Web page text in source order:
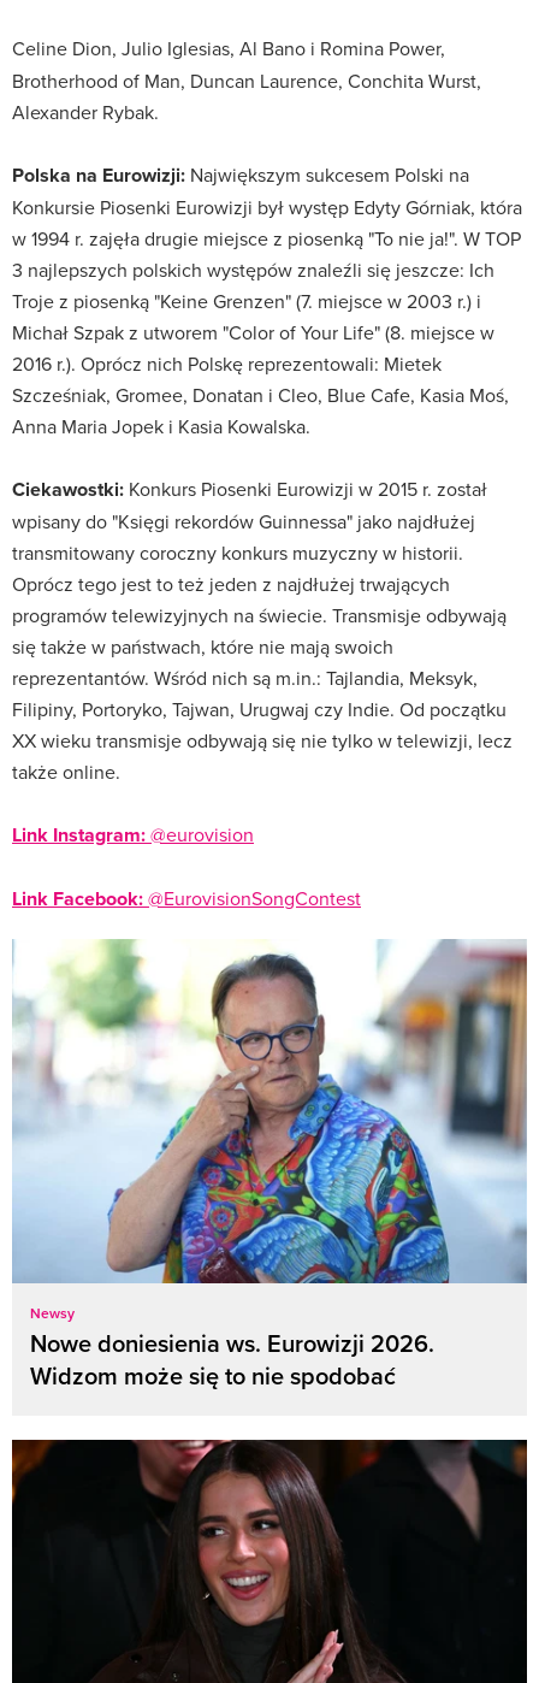
Celine Dion, Julio Iglesias, Al Bano i Romina Power,
Brotherhood of Man, Duncan Laurence, Conchita Wurst,
Alexander Rybak.
Polska na Eurowizji: Największym sukcesem Polski na
Konkursie Piosenki Eurowizji był występ Edyty Górniak, która
w 1994 r. zajęła drugie miejsce z piosenką "To nie ja!". W TOP
3 najlepszych polskich występów znaleźli się jeszcze: Ich
Troje z piosenką "Keine Grenzen" (7. miejsce w 2003 r.) i
Michał Szpak z utworem "Color of Your Life" (8. miejsce w
2016 r.). Oprócz nich Polskę reprezentowali: Mietek
Szcześniak, Gromee, Donatan i Cleo, Blue Cafe, Kasia Moś,
Anna Maria Jopek i Kasia Kowalska.
Ciekawostki: Konkurs Piosenki Eurowizji w 2015 r. został
wpisany do "Księgi rekordów Guinnessa" jako najdłużej
transmitowany coroczny konkurs muzyczny w historii.
Oprócz tego jest to też jeden z najdłużej trwających
programów telewizyjnych na świecie. Transmisje odbywają
się także w państwach, które nie mają swoich
reprezentantów. Wśród nich są m.in.: Tajlandia, Meksyk,
Filipiny, Portoryko, Tajwan, Urugwaj czy Indie. Od początku
XX wieku transmisje odbywają się nie tylko w telewizji, lecz
także online.
Link Instagram:@eurovision
Link Facebook:@EurovisionSongContest
Newsy
Nowe doniesienia ws. Eurowizji 2026.
Widzom może się to nie spodobać